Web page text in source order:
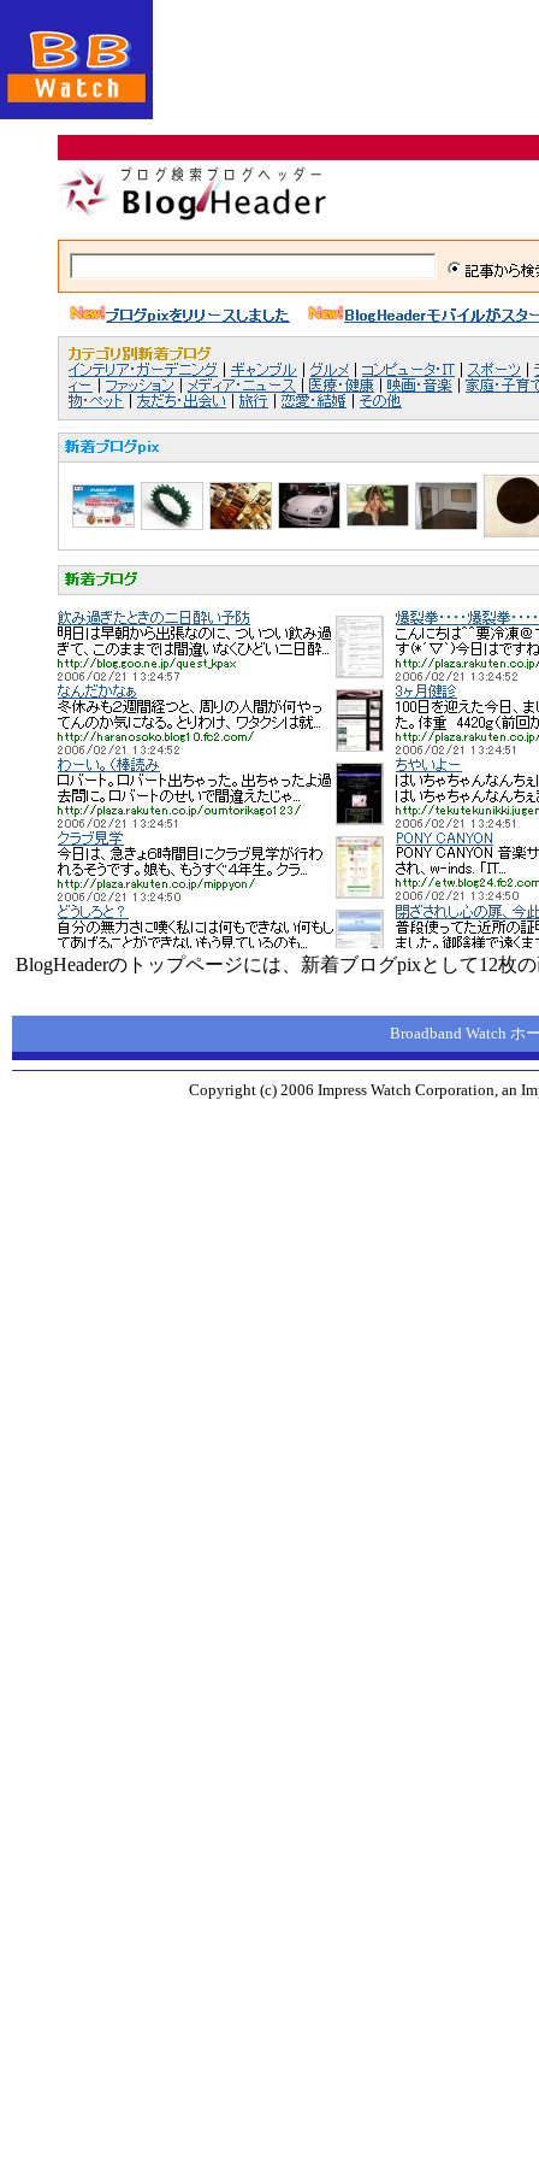
BlogHeaderのトップページには、新着ブログpixとして12枚
Broadband Watch ホ
Copyright (c) 2006 Impress Watch Corporation, an